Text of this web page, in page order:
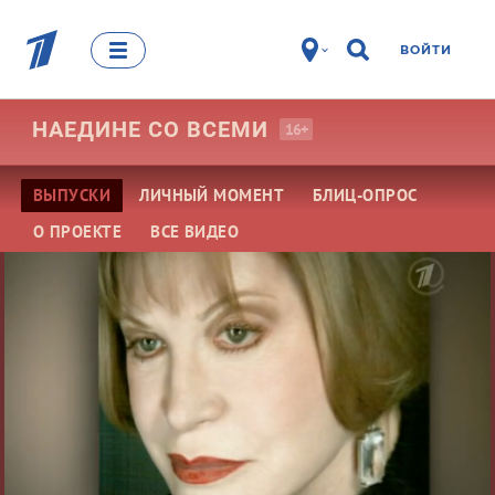
ВОЙТИ
НАЕДИНЕ СО ВСЕМИ 16+
ВЫПУСКИ ЛИЧНЫЙ МОМЕНТ
БЛИЦ-ОПРОС
О ПРОЕКТЕ
ВСЕ ВИДЕО